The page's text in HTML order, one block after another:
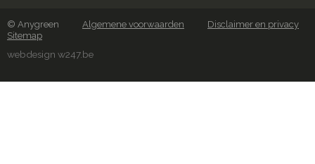
© Anygreen Algemene voorwaarden
Disclaimer en privacy
Sitemap
webdesign w247.be